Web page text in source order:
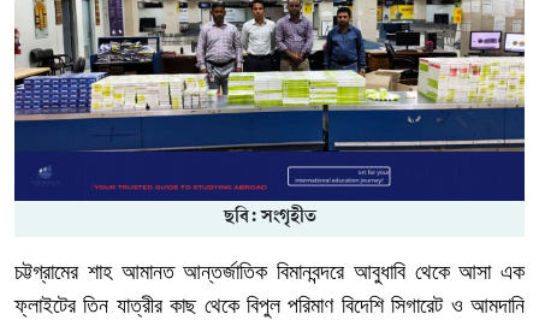
ছবি: সংগৃহীত
চট্টগ্রামের শাহ আমানত আন্তর্জাতিক বিমানবন্দরে আবুধাবি থেকে আসা এক
ফ্লাইটের তিন যাত্রীর কাছ থেকে বিপুল পরিমাণ বিদেশি সিগারেট ও আমদানি